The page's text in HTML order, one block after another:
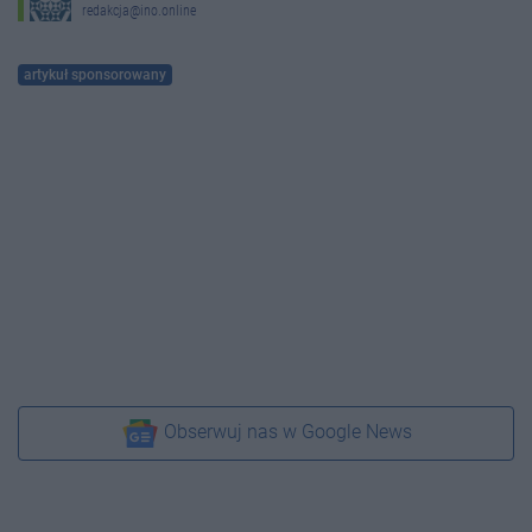
redakcja@ino.online
artykuł sponsorowany
Obserwuj nas w Google News